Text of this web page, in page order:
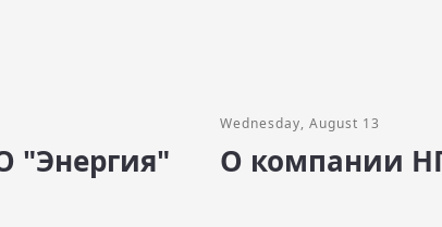
"Энергия"
Wednesday, August 13
О компании